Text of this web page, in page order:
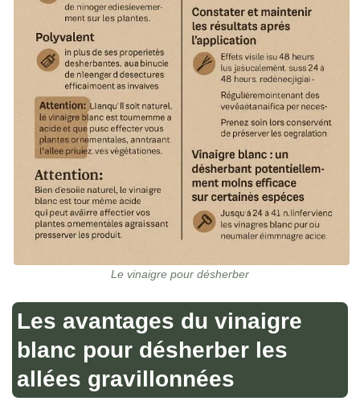
Le vinaigre pour désherber
Les avantages du vinaigre
blanc pour désherber les
allées gravillonnées